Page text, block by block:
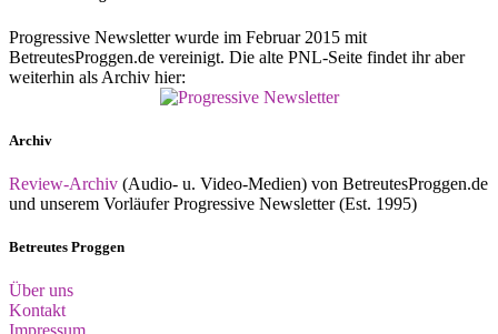
Progressive Newsletter wurde im Februar 2015 mit
BetreutesProggen.de vereinigt. Die alte PNL-Seite findet ihr aber
weiterhin als Archiv hier:
Archiv
Review-Archiv (Audio- u. Video-Medien) von BetreutesProggen.de
und unserem Vorläufer Progressive Newsletter (Est. 1995)
Betreutes Proggen
Über uns
Kontakt